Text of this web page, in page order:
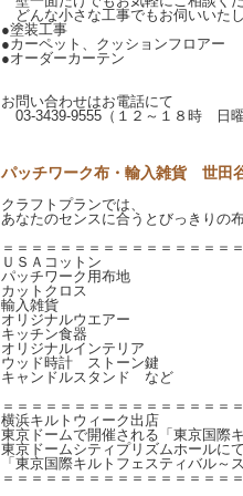
どんな小さな工事でもお伺いいたし
●塗装工事
●カーペット、クッションフロアー
●オーダーカーテン
お問い合わせはお電話にて
03-3439-9555（１２～１８時 日曜
パッチワーク布・輸入雑貨 世田
クラフトプランでは、
あなたのセンスに合うとびっきりの
＝＝＝＝＝＝＝＝＝＝＝＝＝＝＝＝＝
ＵＳＡコットン
パッチワーク用布地
カットクロス
輸入雑貨
オリジナルウエアー
キッチン食器
オリジナルインテリア
ウッド時計 ストーン鍵
キャンドルスタンド など
＝＝＝＝＝＝＝＝＝＝＝＝＝＝＝＝＝
横浜キルトウィーク出店
東京ドームで開催される「東京国際
東京ドームシティプリズムホールに
「東京国際キルトフェスティバル～
＝＝＝＝＝＝＝＝＝＝＝＝＝＝＝＝＝